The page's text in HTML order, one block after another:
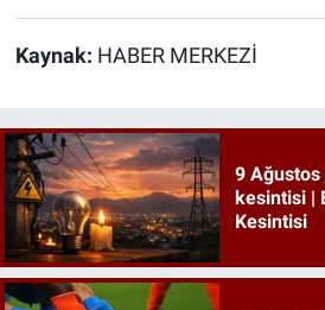
Kaynak: HABER MERKEZİ
9
kesintisi |
Kesintisi